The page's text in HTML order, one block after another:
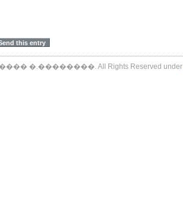
�.��������. All Rights Reserved under